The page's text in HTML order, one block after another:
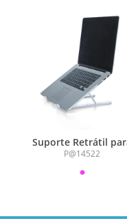
Suporte Retrátil
Notebook Multi
P@14522